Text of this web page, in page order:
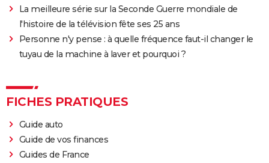
La meilleure série sur la Seconde Guerre mondiale de
l'histoire de la télévision fête ses 25 ans
Personne n'y pense : à quelle fréquence faut-il changer le
tuyau de la machine à laver et pourquoi ?
FICHES PRATIQUES
Guide auto
Guide de vos finances
Guides de France